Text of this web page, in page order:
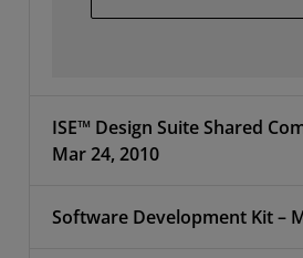
ISE™ Design Suite Shared
Mar 24, 2010
Software Development Kit –